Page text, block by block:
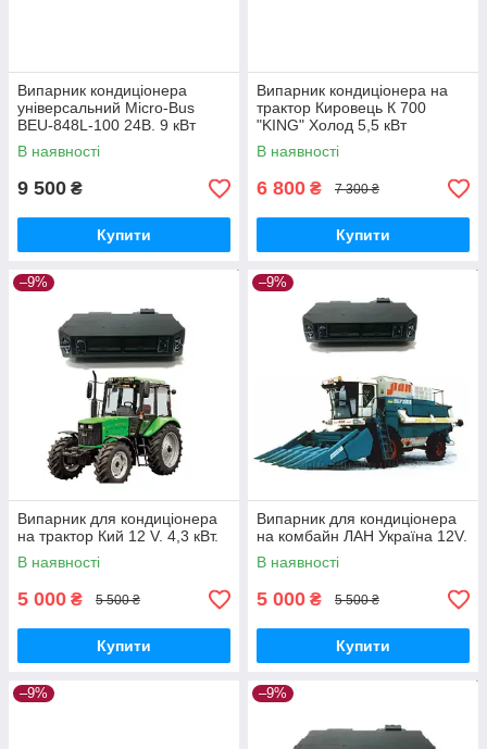
Випарник кондиціонера
універсальний Micro-Bus
BEU-848L-100 24В. 9 кВт
В наявності
9 500 ₴
Купити
Випарник кондиціонера на
трактор Кировець К 700
"KING" Холод 5,5 кВт
В наявності
6 800 ₴ 7 300 ₴
Купити
–9%
Випарник для кондиціонера
на трактор Кий 12 V. 4,3 кВт.
В наявності
5 000 ₴ 5 500 ₴
Купити
–9%
Випарник для кондиціонера
на комбайн ЛАН Україна 12V.
В наявності
5 000 ₴ 5 500 ₴
Купити
–9% –9%